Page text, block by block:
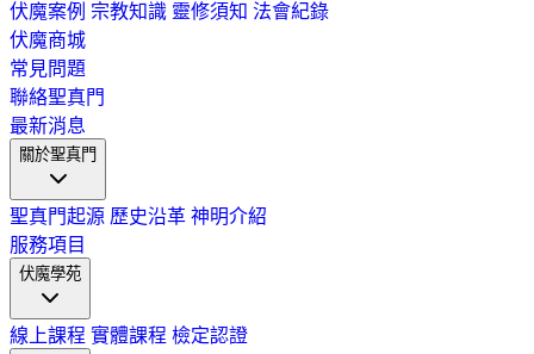
伏魔案例 宗教知識 靈修須知 法會紀錄
伏魔商城
常見問題
聯絡聖真門
最新消息
關於聖真門
聖真門起源 歷史沿革 神明介紹
服務項目
伏魔學苑
線上課程 實體課程 檢定認證